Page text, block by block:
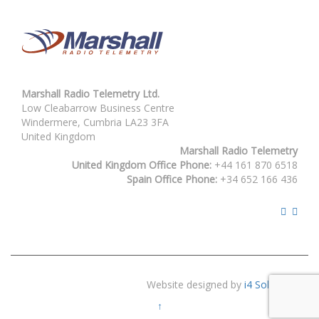
Marshall Radio Telemetry Ltd.
Low Cleabarrow Business Centre
Windermere, Cumbria LA23 3FA
United Kingdom
Marshall Radio Telemetry
United Kingdom Office Phone: +44 161 870 6518
Spain Office Phone: +34 652 166 436
Website designed by i4 Solutions
↑